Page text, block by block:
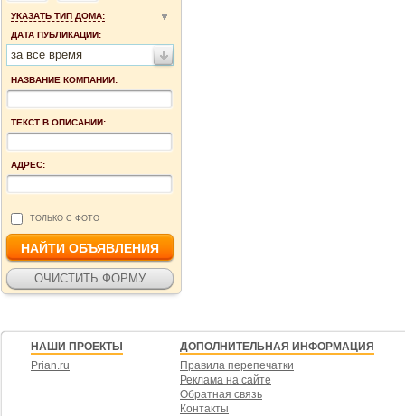
УКАЗАТЬ ТИП ДОМА:
ДАТА ПУБЛИКАЦИИ:
за все время
НАЗВАНИЕ КОМПАНИИ:
ТЕКСТ В ОПИСАНИИ:
АДРЕС:
ТОЛЬКО С ФОТО
НАШИ ПРОЕКТЫ
Prian.ru
ДОПОЛНИТЕЛЬНАЯ ИНФОРМАЦИЯ
Правила перепечатки
Реклама на сайте
Обратная связь
Контакты